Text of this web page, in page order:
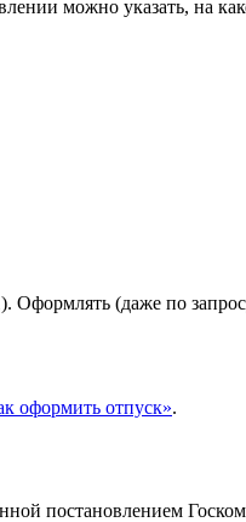
можно указать, на
Оформлять (даже по
оформить отпуск».
постановлением